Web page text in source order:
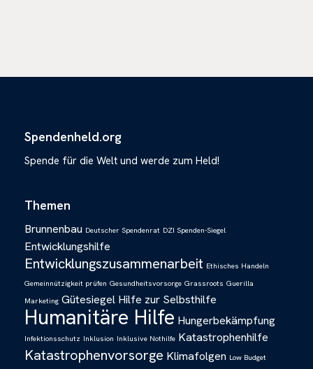
Spendenheld.org
Spende für die Welt und werde zum Held!
Themen
Brunnenbau Deutscher Spendenrat DZI Spenden-Siegel
Entwicklungshilfe
Entwicklungszusammenarbeit Ethisches Handeln
Gemeinnützigkeit prüfen Gesundheitsvorsorge Grassroots Guerilla
Marketing Gütesiegel Hilfe zur Selbsthilfe
Humanitäre Hilfe Hungerbekämpfung
Infektionsschutz Inklusion Inklusive Nothilfe Katastrophenhilfe
Katastrophenvorsorge Klimafolgen Low Budget